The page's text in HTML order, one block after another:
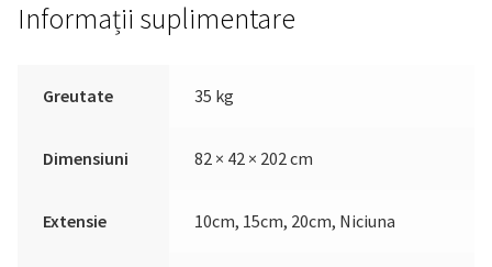
Informații suplimentare
Greutate 35 kg
Dimensiuni 82 × 42 × 202 cm
Extensie 10cm, 15cm, 20cm, Niciuna